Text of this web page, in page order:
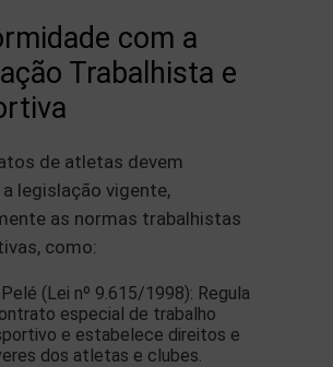
com a
Trabalhista e
de atletas devem
legislação vigente,
as normas trabalhistas
como:
(Lei nº 9.615/1998): Regula
especial de trabalho
e estabelece direitos e
dos atletas e clubes.